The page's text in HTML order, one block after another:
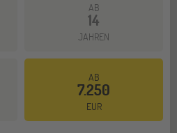
AB
14
JAHREN
AB
7.250
EUR